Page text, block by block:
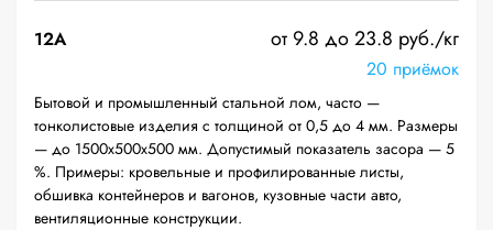
12A от 9.8 до 23.8 руб./кг
20 приёмок
Бытовой и промышленный стальной лом, часто —
тонколистовые изделия с толщиной от 0,5 до 4 мм. Размеры
— до 1500х500х500 мм. Допустимый показатель засора — 5
%. Примеры: кровельные и профилированные листы,
обшивка контейнеров и вагонов, кузовные части авто,
вентиляционные конструкции.